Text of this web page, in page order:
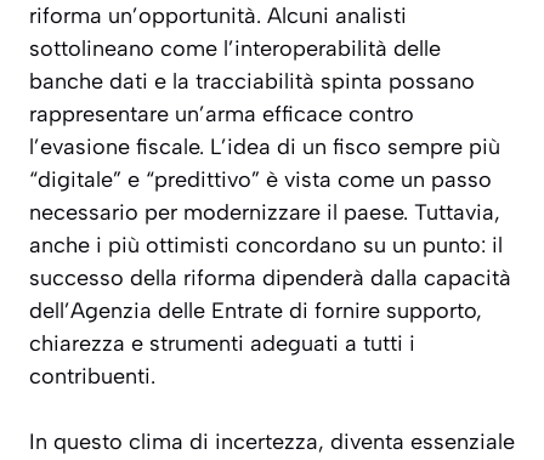
riforma un’opportunità. Alcuni analisti
sottolineano come l’interoperabilità delle
banche dati e la tracciabilità spinta possano
rappresentare un’arma efficace contro
l’evasione fiscale. L’idea di un fisco sempre più
“digitale” e “predittivo” è vista come un passo
necessario per modernizzare il paese. Tuttavia,
anche i più ottimisti concordano su un punto: il
successo della riforma dipenderà dalla capacità
dell’Agenzia delle Entrate di fornire supporto,
chiarezza e strumenti adeguati a tutti i
contribuenti.
In questo clima di incertezza, diventa essenziale